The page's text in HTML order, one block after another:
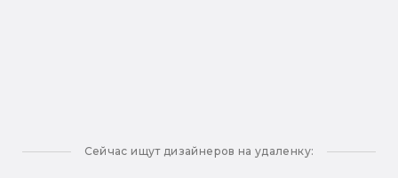
Сейчас ищут дизайнеров на удаленку: